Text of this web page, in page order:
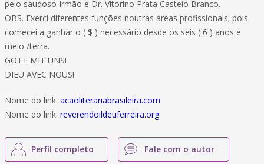
pelo saudoso Irmão e Dr. Vitorino Prata Castelo Branco.
OBS. Exerci diferentes funções noutras áreas profissionais; pois
comecei a ganhar o ( $ ) necessário desde os seis ( 6 ) anos e
meio /terra.
GOTT MIT UNS!
DIEU AVEC NOUS!
Nome do link: acaoliterariabrasileira.com
Nome do link: reverendoildeuferreira.org
Perfil completo Fale com o autor